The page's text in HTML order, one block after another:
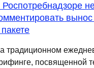
Роспотребнадзоре
вынос
традиционном
посвященной